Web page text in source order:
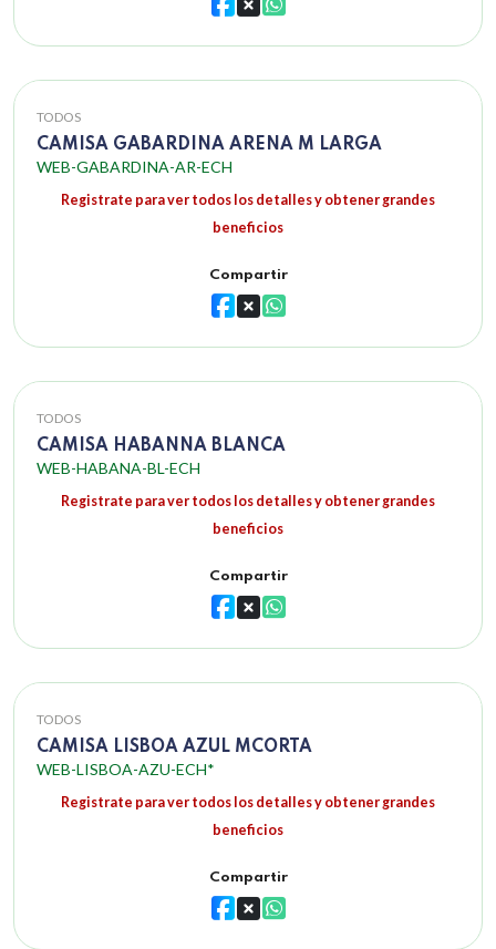
TODOS
CAMISA GABARDINA ARENA M LARGA
WEB-GABARDINA-AR-ECH
Registrate para ver todos los detalles y obtener grandes
beneficios
Compartir
TODOS
CAMISA HABANNA BLANCA
WEB-HABANA-BL-ECH
Registrate para ver todos los detalles y obtener grandes
beneficios
Compartir
TODOS
CAMISA LISBOA AZUL MCORTA
WEB-LISBOA-AZU-ECH*
Registrate para ver todos los detalles y obtener grandes
beneficios
Compartir